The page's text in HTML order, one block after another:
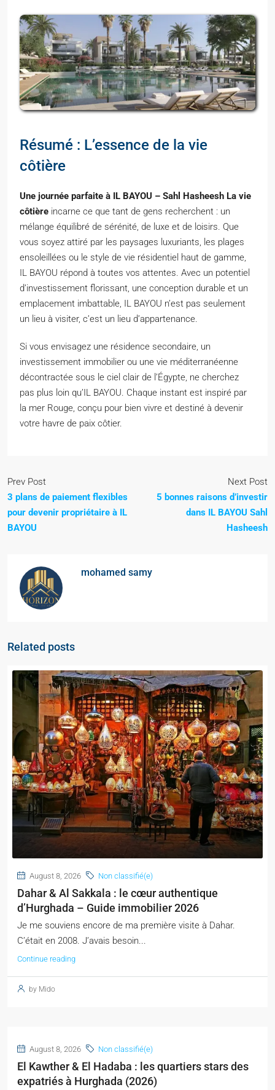
Résumé : L’essence de la vie
côtière
Une journée parfaite à IL BAYOU – Sahl Hasheesh La vie
côtière incarne ce que tant de gens recherchent : un
mélange équilibré de sérénité, de luxe et de loisirs. Que
vous soyez attiré par les paysages luxuriants, les plages
ensoleillées ou le style de vie résidentiel haut de gamme,
IL BAYOU répond à toutes vos attentes. Avec un potentiel
d’investissement florissant, une conception durable et un
emplacement imbattable, IL BAYOU n’est pas seulement
un lieu à visiter, c’est un lieu d’appartenance.
Si vous envisagez une résidence secondaire, un
investissement immobilier ou une vie méditerranéenne
décontractée sous le ciel clair de l’Égypte, ne cherchez
pas plus loin qu’IL BAYOU. Chaque instant est inspiré par
la mer Rouge, conçu pour bien vivre et destiné à devenir
votre havre de paix côtier.
Prev Post
3 plans de paiement flexibles
pour devenir propriétaire à IL
BAYOU
Next Post
5 bonnes raisons d’investir
dans IL BAYOU Sahl
Hasheesh
mohamed samy
Related posts
August 8, 2026 Non classifié(e)
Dahar & Al Sakkala : le cœur authentique
d’Hurghada – Guide immobilier 2026
Je me souviens encore de ma première visite à Dahar.
C’était en 2008. J’avais besoin...
Continue reading
by Mido
August 8, 2026 Non classifié(e)
El Kawther & El Hadaba : les quartiers stars des
expatriés à Hurghada (2026)